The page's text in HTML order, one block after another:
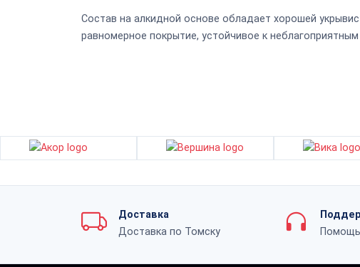
Состав на алкидной основе обладает хорошей
равномерное покрытие, устойчивое к
Доставка
Доставка по Томску